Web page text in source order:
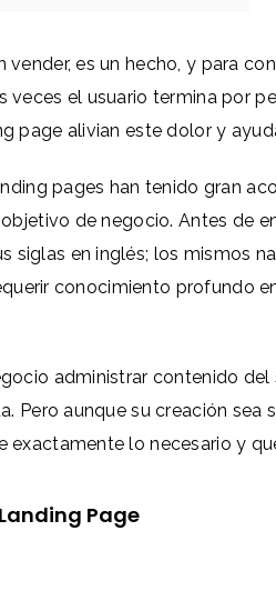
es un hecho, y para
veces el usuario termina por
page alivian este dolor y
pages han tenido gran
de negocio. Antes de
siglas en inglés; los mismos
conocimiento profundo
administrar contenido
Pero aunque su creación
exactamente lo necesario y
Page